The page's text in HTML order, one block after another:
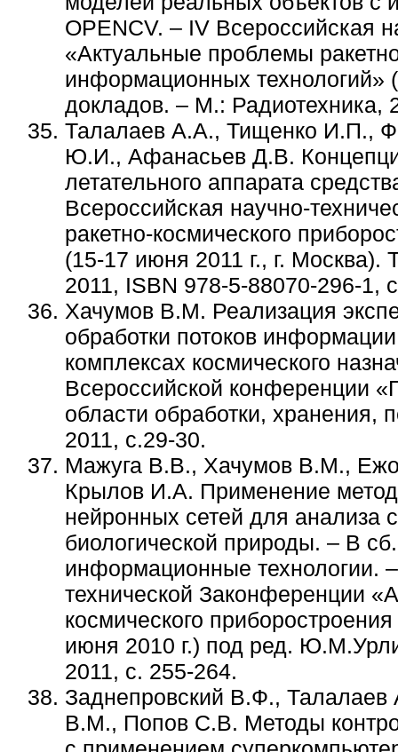
OPENCV. – IV Всероссийская
«Актуальные проблемы
информационных технологий»
докладов. – М.: Радиотехника,
Талалаев А.А., Тищенко И.П.,
Ю.И., Афанасьев Д.В.
летательного аппарата
Всероссийская научно-
ракетно-космического
(15-17 июня 2011 г., г.
2011, ISBN 978-5-88070-296-1,
Хачумов В.М. Реализация
обработки потоков
комплексах космического
Всероссийской конференции
области обработки,
2011, с.29-30.
Мажуга В.В., Хачумов В.М.,
Крылов И.А. Применение
нейронных сетей для анализа
биологической природы. – В
информационные технологии.
технической Законференции
космического
июня 2010 г.) под ред.
2011, с. 255-264.
Заднепровский В.Ф.,
В.М., Попов С.В. Методы